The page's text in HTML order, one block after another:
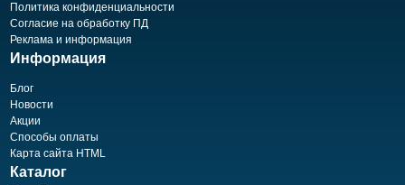
Политика конфиденциальности
Согласие на обработку ПД
Реклама и информация
Информация
Блог
Новости
Акции
Способы оплаты
Карта сайта HTML
Каталог